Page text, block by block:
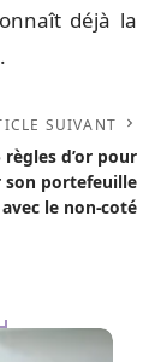
déjà la
SUIVANT
règles d’or pour
portefeuille
avec le non-coté